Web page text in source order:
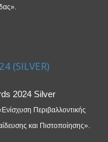
(SILVER)
Περιβαλλοντικής
και Πιστοποίησης».